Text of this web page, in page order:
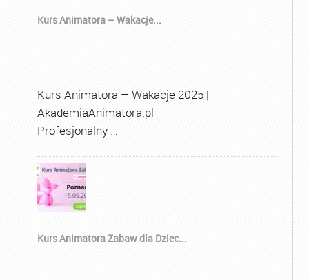
Kurs Animatora – Wakacje...
Kurs Animatora – Wakacje 2025 |
AkademiaAnimatora.pl
Profesjonalny …
Kurs Animatora Zabaw dla Dziec...